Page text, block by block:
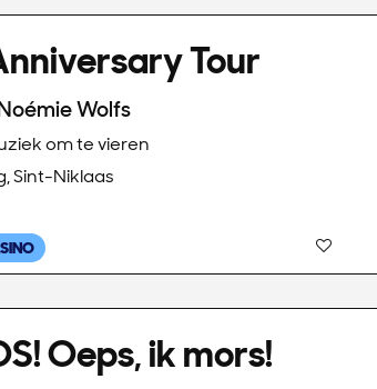
Tour
Wolfs
om te vieren
Sint-Niklaas
Oeps, ik mors!